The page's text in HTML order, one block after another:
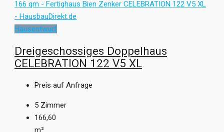
Hausentwurf
Dreigeschossiges Doppelhaus
CELEBRATION 122 V5 XL
Preis auf Anfrage
5 Zimmer
166,60
m²